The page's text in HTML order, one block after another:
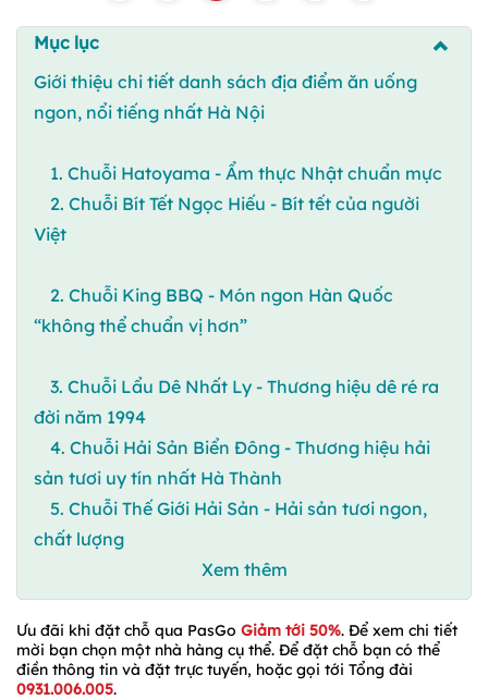
Mục lục
Giới thiệu chi tiết danh sách địa điểm ăn uống
ngon, nổi tiếng nhất Hà Nội
1. Chuỗi Hatoyama - Ẩm thực Nhật chuẩn mực
2. Chuỗi Bít Tết Ngọc Hiếu - Bít tết của người
Việt
2. Chuỗi King BBQ - Món ngon Hàn Quốc
“không thể chuẩn vị hơn”
3. Chuỗi Lẩu Dê Nhất Ly - Thương hiệu dê ré ra
đời năm 1994
4. Chuỗi Hải Sản Biển Đông - Thương hiệu hải
sản tươi uy tín nhất Hà Thành
5. Chuỗi Thế Giới Hải Sản - Hải sản tươi ngon,
chất lượng
Xem thêm
Ưu đãi khi đặt chỗ qua PasGo Giảm tới 50%. Để xem chi tiết
mời bạn chọn một nhà hàng cụ thể. Để đặt chỗ bạn có thể
điền thông tin và đặt trực tuyến, hoặc gọi tới Tổng đài
0931.006.005.